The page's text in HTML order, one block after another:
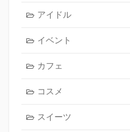
アイドル
イベント
カフェ
コスメ
スイーツ